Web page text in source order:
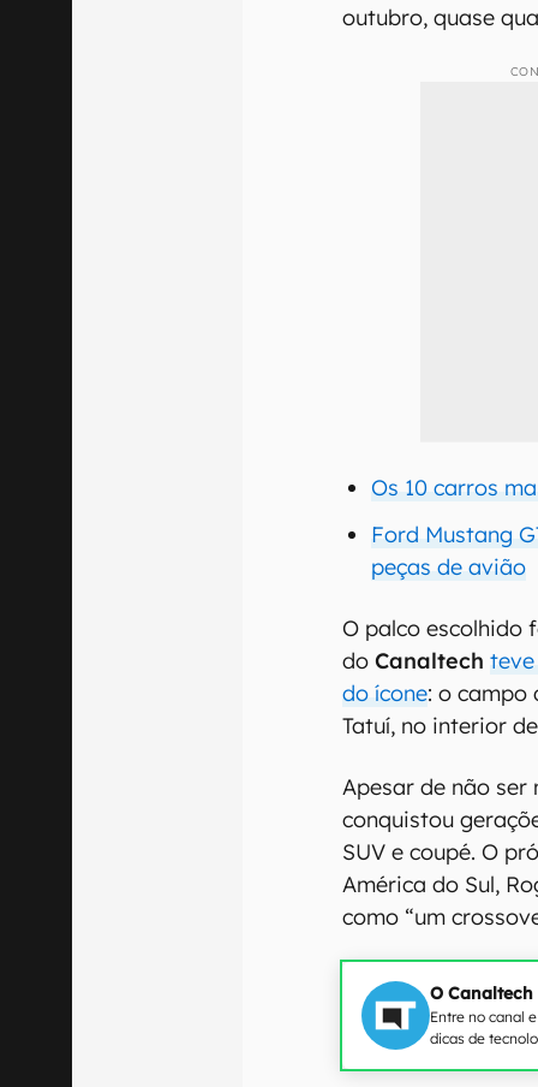
outubro, quase
Os 10 carros
Ford Mustang
peças de avião
O palco escolhido
doCanaltech
do ícone: o campo
Tatuí, no interior
Apesar de não
conquistou
SUV e coupé. O
América do Sul,
como “um
O
Entre no canal
dicas de